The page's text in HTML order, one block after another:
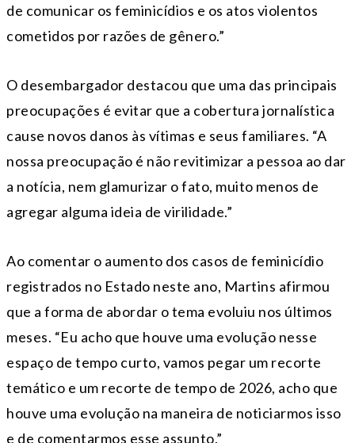
de comunicar os feminicídios e os atos violentos
cometidos por razões de gênero.”
O desembargador destacou que uma das principais
preocupações é evitar que a cobertura jornalística
cause novos danos às vítimas e seus familiares. “A
nossa preocupação é não revitimizar a pessoa ao dar
a notícia, nem glamurizar o fato, muito menos de
agregar alguma ideia de virilidade.”
Ao comentar o aumento dos casos de feminicídio
registrados no Estado neste ano, Martins afirmou
que a forma de abordar o tema evoluiu nos últimos
meses. “Eu acho que houve uma evolução nesse
espaço de tempo curto, vamos pegar um recorte
temático e um recorte de tempo de 2026, acho que
houve uma evolução na maneira de noticiarmos isso
e de comentarmos esse assunto.”